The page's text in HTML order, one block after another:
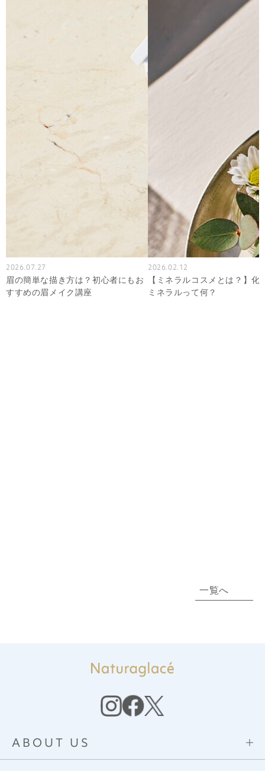
2026.07.27
眉の簡単な描き方は？初心者にもお
すすめの眉メイク講座
2026.02.12
【ミネラルコスメとは？】化
ミネラルって何？
一覧へ
ABOUT US